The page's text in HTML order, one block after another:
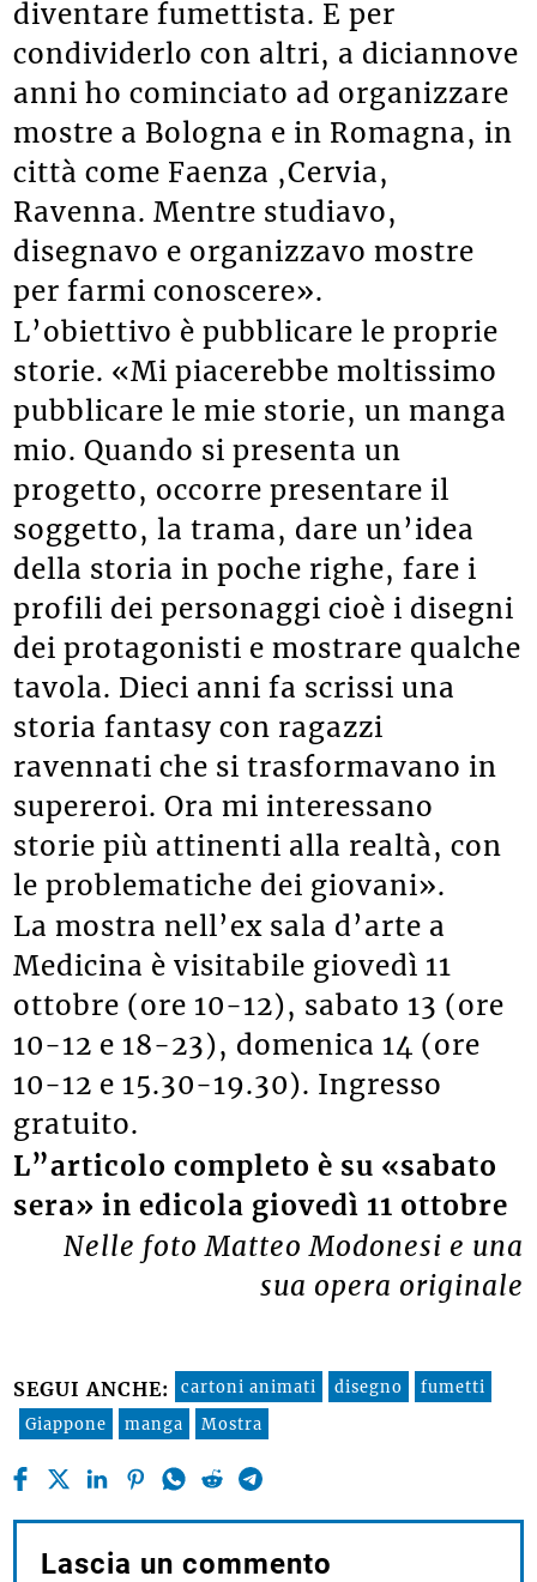
diventare fumettista. E per
condividerlo con altri, a diciannove
anni ho cominciato ad organizzare
mostre a Bologna e in Romagna, in
città come Faenza ,Cervia,
Ravenna. Mentre studiavo,
disegnavo e organizzavo mostre
per farmi conoscere».
L’obiettivo è pubblicare le proprie
storie. «Mi piacerebbe moltissimo
pubblicare le mie storie, un manga
mio. Quando si presenta un
progetto, occorre presentare il
soggetto, la trama, dare un’idea
della storia in poche righe, fare i
profili dei personaggi cioè i disegni
dei protagonisti e mostrare qualche
tavola. Dieci anni fa scrissi una
storia fantasy con ragazzi
ravennati che si trasformavano in
supereroi. Ora mi interessano
storie più attinenti alla realtà, con
le problematiche dei giovani».
La mostra nell’ex sala d’arte a
Medicina è visitabile giovedì 11
ottobre (ore 10-12), sabato 13 (ore
10-12 e 18-23), domenica 14 (ore
10-12 e 15.30-19.30). Ingresso
gratuito.
L”articolo completo è su «sabato
sera» in edicola giovedì 11 ottobre
Nelle foto Matteo Modonesi e una
sua opera originale
SEGUI ANCHE: cartoni animati disegno
fumetti
Giappone
manga Mostra
Lascia un commento